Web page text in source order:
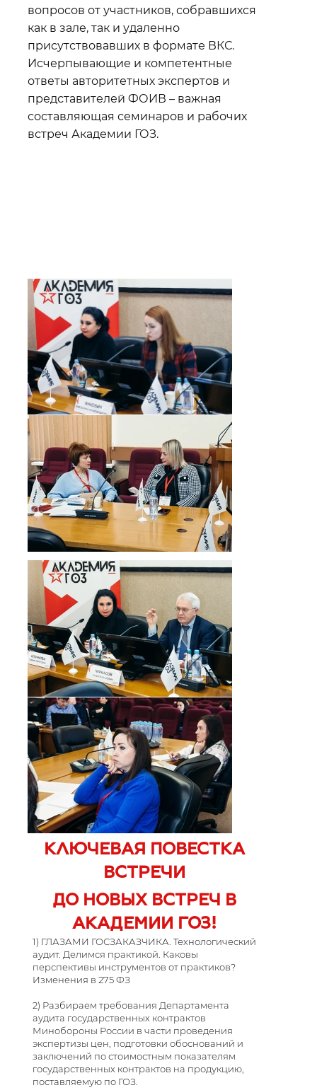
вопросов от участников, собравшихся
как в зале, так и удаленно
присутствовавших в формате ВКС.
Исчерпывающие и компетентные
ответы авторитетных экспертов и
представителей ФОИВ – важная
составляющая семинаров и рабочих
встреч Академии ГОЗ.
КЛЮЧЕВАЯ ПОВЕСТКА
ВСТРЕЧИ
ДО НОВЫХ ВСТРЕЧ В
АКАДЕМИИ ГОЗ!
1) ГЛАЗАМИ ГОСЗАКАЗЧИКА. Технологический
аудит. Делимся практикой. Каковы
перспективы инструментов от практиков?
Изменения в 275 ФЗ
2) Разбираем требования Департамента
аудита государственных контрактов
Минобороны России в части проведения
экспертизы цен, подготовки обоснований и
заключений по стоимостным показателям
государственных контрактов на продукцию,
поставляемую по ГОЗ.